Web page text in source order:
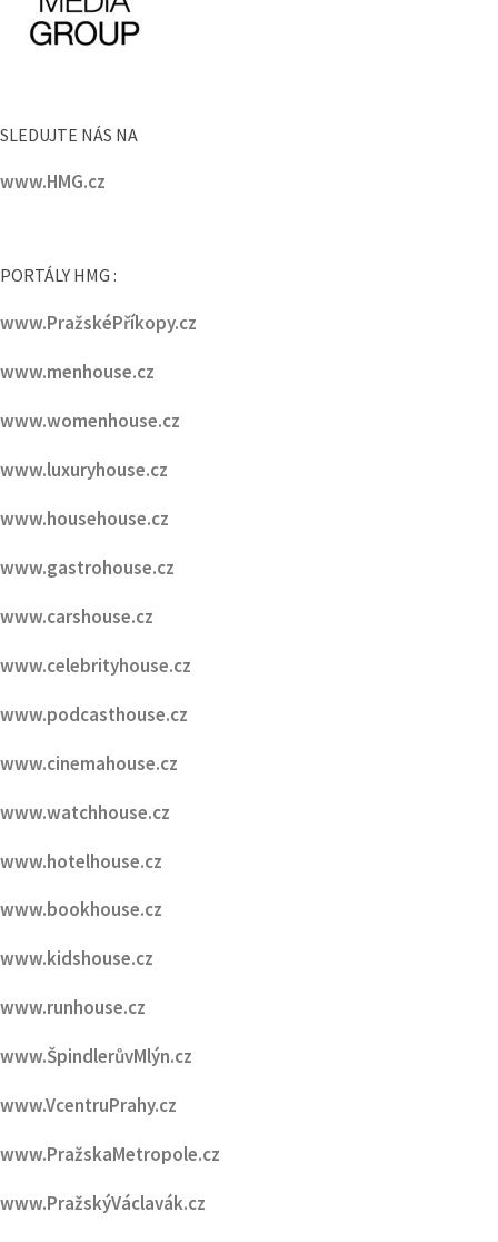
SLEDUJTE NÁS NA
PORTÁLY HMG :
www.menhouse.cz
www.womenhouse.cz
www.luxuryhouse.cz
www.househouse.cz
www.gastrohouse.cz
www.carshouse.cz
www.celebrityhouse.cz
www.podcasthouse.cz
www.cinemahouse.cz
www.watchhouse.cz
www.hotelhouse.cz
www.bookhouse.cz
www.kidshouse.cz
www.runhouse.cz
www.ŠpindlerůvMlýn.cz
www.VcentruPrahy.cz
www.PražskaMetropole.cz
www.PražskýVáclavák.cz
PORTÁLY HMG :